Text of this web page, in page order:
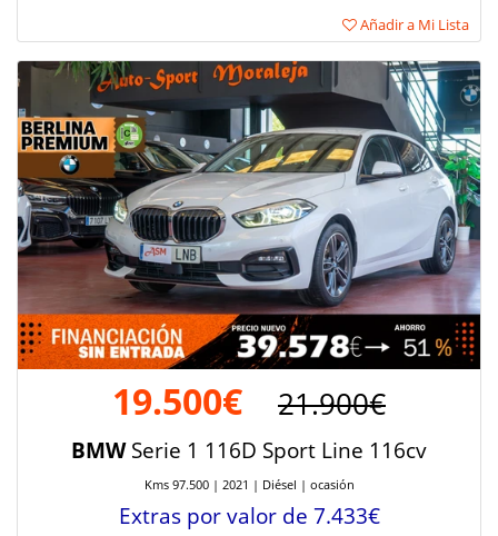
Añadir a Mi Lista
19.500€ 21.900€
BMWSerie 1 116D Sport Line 116cv
Kms 97.500 | 2021 | Diésel | ocasión
Extras por valor de 7.433€